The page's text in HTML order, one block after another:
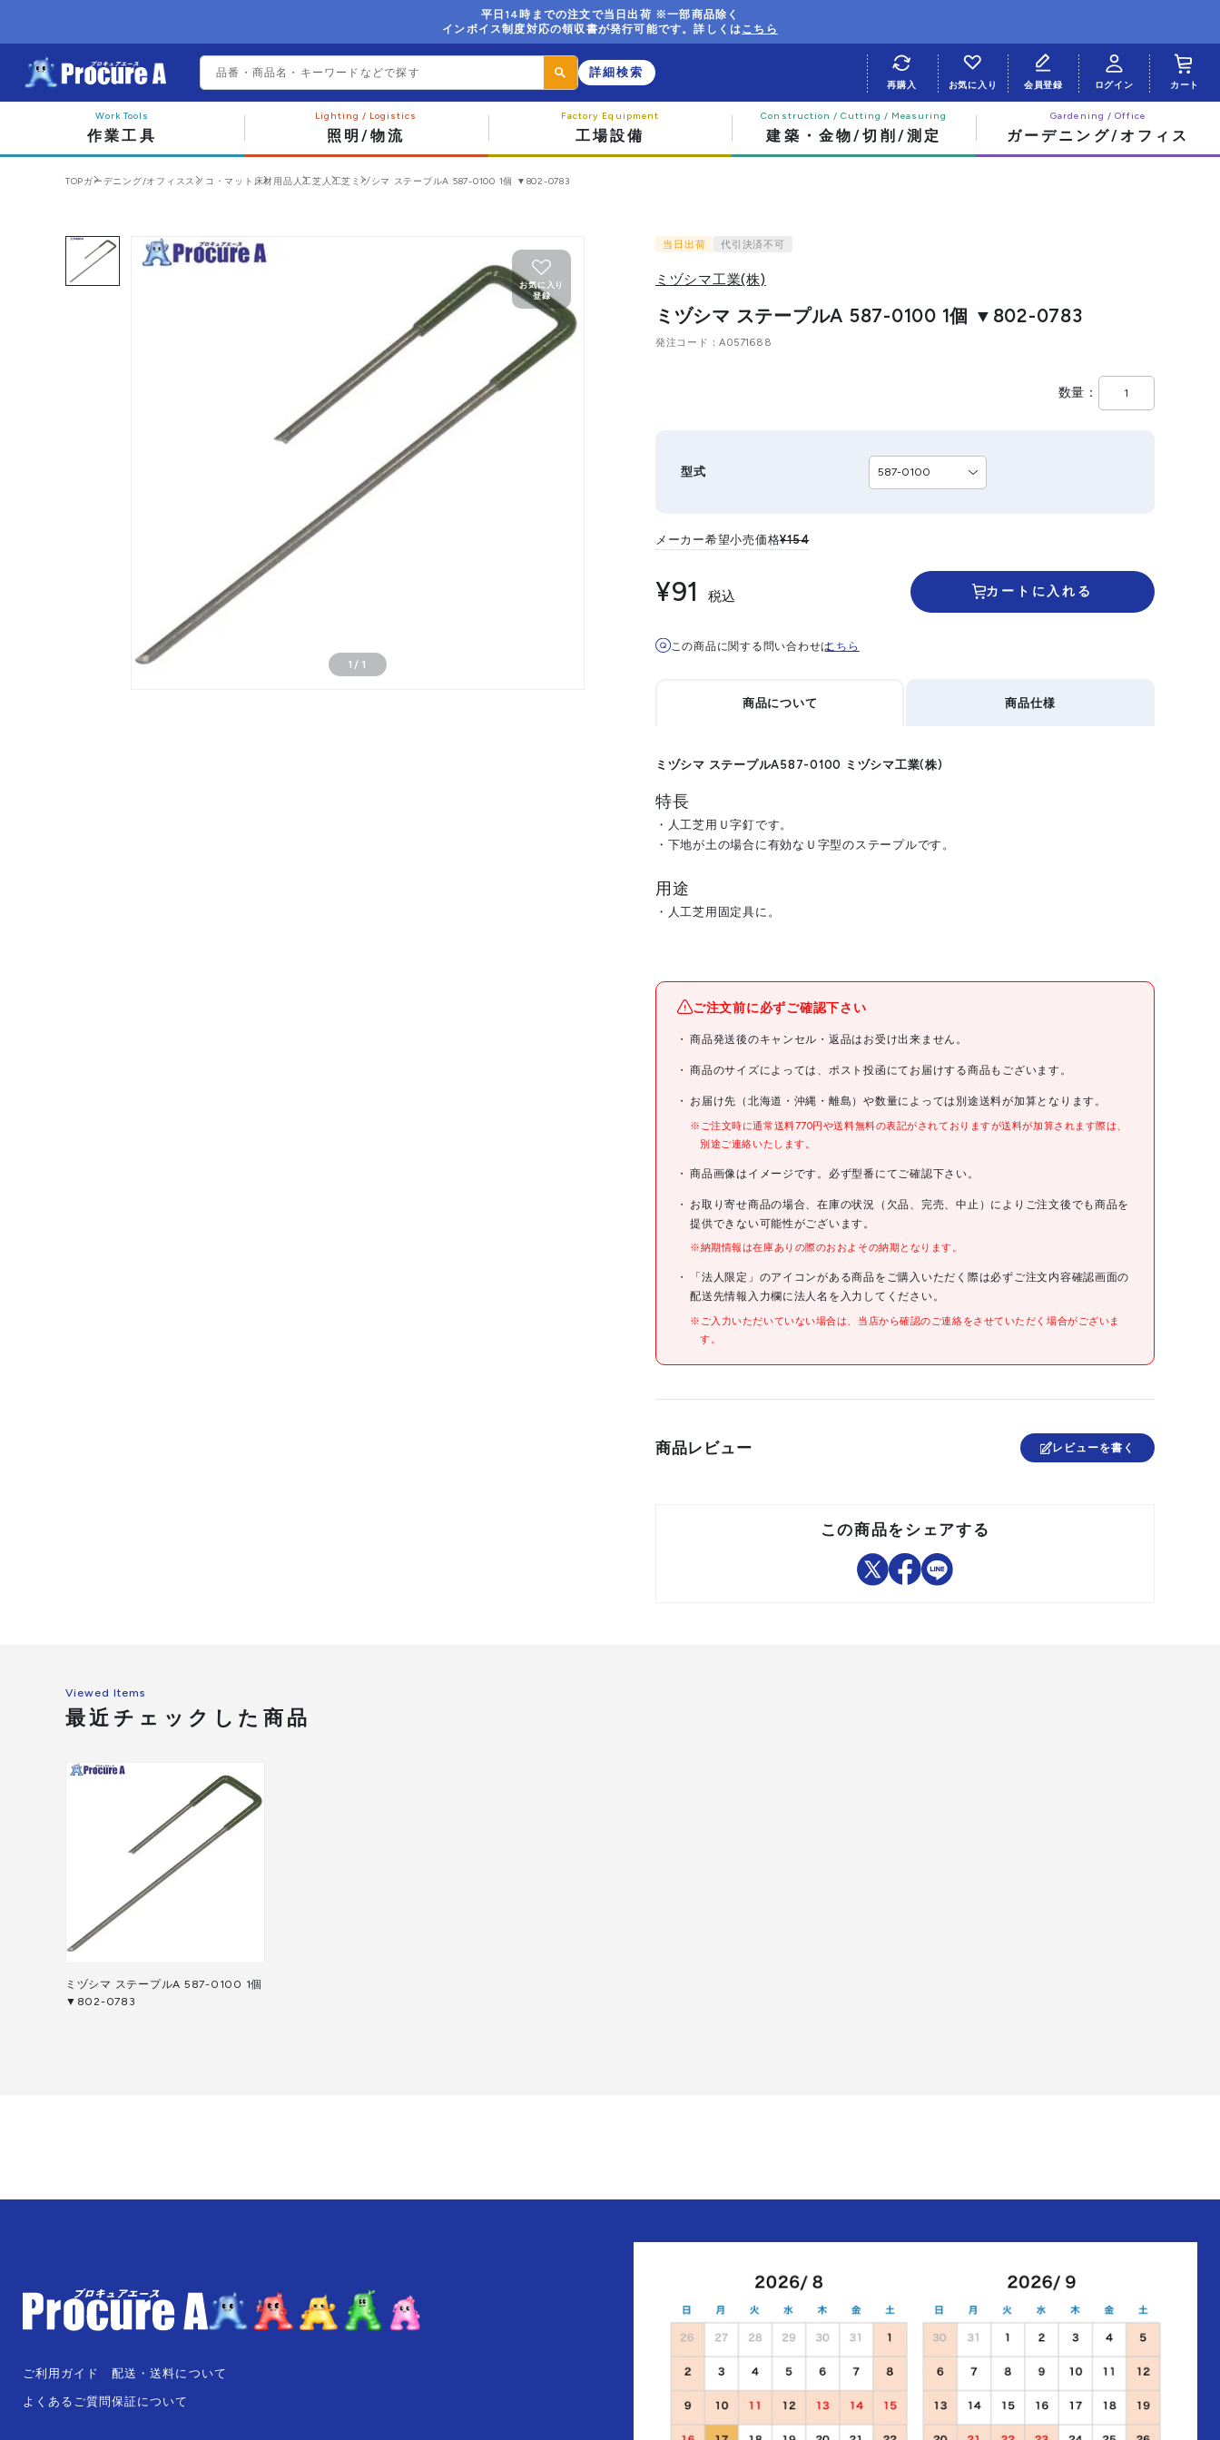
平日14時までの注文で当日出荷 ※一部商品除く
インボイス制度対応の領収書が発行可能です。詳しくはこちら
詳細検索
作業工具 照明/物流 工場設備 建築・金物/切削/測定 ガーデニング/オフィス
再購入 お気に入り 会員登録 ログイン カート
TOPガーデニング/オフィススノコ・マット 床材用品 人工芝 人工芝 ミヅシマ ステープルA 587-0100 1個 ▼802-0783
1 / 1
お気に入り
登録
当日出荷 代引決済不可
ミヅシマ工業(株)
ミヅシマ ステープルA 587-0100 1個 ▼802-0783
発注コード A0571688
数量
型式
メーカー希望小売価格¥154
¥91 税込 カートに入れる
この商品に関する問い合わせはこちら
商品について
ミヅシマ ステープルA587-0100 ミヅシマ工業(株)
特長
・人工芝用Ｕ字釘です。
・下地が土の場合に有効なＵ字型のステープルです。
用途
・人工芝用固定具に。
商品仕様
ブランド名 ミズシマ
商品名 ミヅシマ ステープルA
型式 587-0100
JANコード 4964079031555
仕様
●色:シルバー/グリーン
●サイズ短辺(mm):30
●厚さ(mm):3
●ステープルA
材質/仕上 ●材質/60カーボン焼入(上部樹脂コーティング)
セット内容/付属品
ご注文前に必ずご確認下さい
商品発送後のキャンセル・返品はお受け出来ません。
商品のサイズによっては、ポスト投函にてお届けする商品もございます。
お届け先（北海道・沖縄・離島）や数量によっては別途送料が加算となります。
※ご注文時に通常送料770円や送料無料の表記がされておりますが送料が加算されます際は、
別途ご連絡いたします。
商品画像はイメージです。必ず型番にてご確認下さい。
お取り寄せ商品の場合、在庫の状況（欠品、完売、中止）によりご注文後でも商品を
提供できない可能性がございます。
※納期情報は在庫ありの際のおおよその納期となります。
「法人限定」のアイコンがある商品をご購入いただく際は必ずご注文内容確認画面の
配送先情報入力欄に法人名を入力してください。
※ご入力いただいていない場合は、当店から確認のご連絡をさせていただく場合がございま
す。
商品レビュー レビューを書く
この商品をシェアする
Viewed Items
最近チェックした商品
ミヅシマ ステープルA 587-0100 1個
▼802-0783
ご利用ガイド
よくあるご質問
配送・送料について
保証について